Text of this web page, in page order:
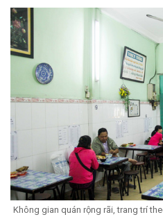
Không gian quán rộng rãi, trang trí